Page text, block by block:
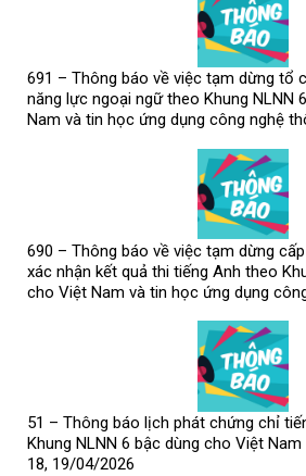
691 – Thông báo về việc tạm dừng tổ
năng lực ngoại ngữ theo Khung NLNN
Nam và tin học ứng dụng công nghệ
690 – Thông báo về việc tạm dừng
xác nhận kết quả thi tiếng Anh theo
cho Việt Nam và tin học ứng dụng
51 – Thông báo lịch phát chứng chỉ
Khung NLNN 6 bậc dùng cho Việt
18, 19/04/2026